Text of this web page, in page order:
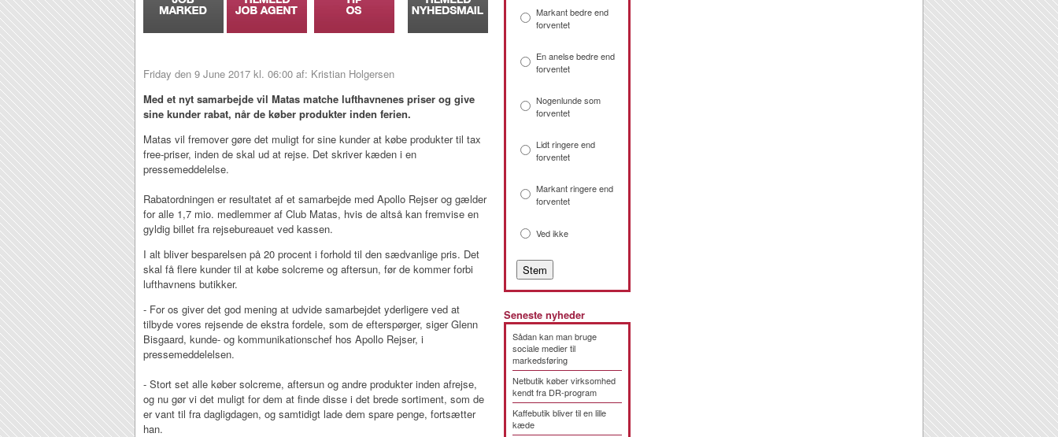
Friday den 9 June 2017 kl. 06:00 af: Kristian Holgersen
Med et nyt samarbejde vil Matas matche lufthavnenes priser og give
sine kunder rabat, når de køber produkter inden ferien.
Matas vil fremover gøre det muligt for sine kunder at købe produkter til tax
free-priser, inden de skal ud at rejse. Det skriver kæden i en
pressemeddelelse.
Rabatordningen er resultatet af et samarbejde med Apollo Rejser og gælder
for alle 1,7 mio. medlemmer af Club Matas, hvis de altså kan fremvise en
gyldig billet fra rejsebureauet ved kassen.
I alt bliver besparelsen på 20 procent i forhold til den sædvanlige pris. Det
skal få flere kunder til at købe solcreme og aftersun, før de kommer forbi
lufthavnens butikker.
- For os giver det god mening at udvide samarbejdet yderligere ved at
tilbyde vores rejsende de ekstra fordele, som de efterspørger, siger Glenn
Bisgaard, kunde- og kommunikationschef hos Apollo Rejser, i
pressemeddelelsen.
- Stort set alle køber solcreme, aftersun og andre produkter inden afrejse,
og nu gør vi det muligt for dem at finde disse i det brede sortiment, som de
er vant til fra dagligdagen, og samtidigt lade dem spare penge, fortsætter
han.
Markant bedre end
forventet
En anelse bedre end
forventet
Nogenlunde som
forventet
Lidt ringere end
forventet
Markant ringere end
forventet
Ved ikke
Seneste nyheder
Sådan kan man bruge
sociale medier til
markedsføring
Netbutik køber virksomhed
kendt fra DR-program
Kaffebutik bliver til en lille
kæde